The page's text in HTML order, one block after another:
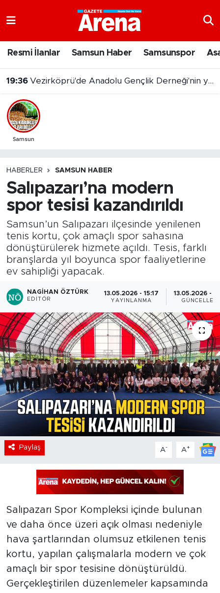
Resmi İlanlar Samsun Haber Samsunspor
19:36 Vezirköprü'de Anadolu Gençlik Derneği'nin yeni hizmet binası açıldı
Samsun
HABERLER SAMSUN HABER
Salıpazarı’na modern
spor tesisi kazandırıldı
Samsun’un Salıpazarı ilçesinde yenilenen
tenis kortu, çok amaçlı spor sahasına
dönüştürülerek hizmete açıldı. Tesis, farklı
branşlarda yıl boyunca spor faaliyetlerine
ev sahipliği yapacak.
NAGIHAN ÖZTÜRK
EDITÖR
13.05.2026 - 15:17
YAYINLANMA
13.05.2026 -
Paylaş A- A+
Salıpazarı Spor Kompleksi içinde bulunan
ve daha önce üzeri açık olması nedeniyle
hava şartlarından olumsuz etkilenen tenis
kortu, yapılan çalışmalarla modern ve çok
amaçlı bir spor tesisine dönüştürüldü.
Gerçekleştirilen düzenlemeler kapsamında
Samsun Namaz Vakitleri
Trafik Durumu
Süper Lig Puan Durumu ve Fikstür
Son Dakika Haberleri
Haber Arşivi